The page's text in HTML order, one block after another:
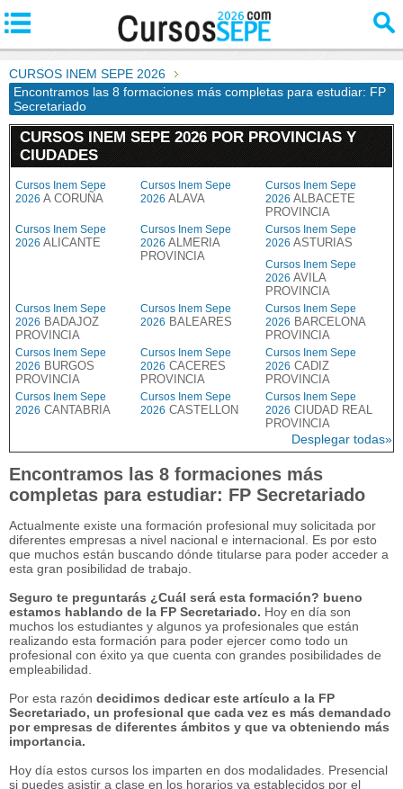
CURSOS INEM SEPE 2026
Encontramos las 8 formaciones más completas para estudiar: FP
Secretariado
CURSOS INEM SEPE 2026 POR PROVINCIAS Y
CIUDADES
Cursos Inem Sepe
2026 A CORUÑA
Cursos Inem Sepe
2026 ALAVA
Cursos Inem Sepe
2026 ALBACETE
PROVINCIA
Cursos Inem Sepe
2026 ALICANTE
Cursos Inem Sepe
2026 ALMERIA
PROVINCIA
Cursos Inem Sepe
2026 ASTURIAS
Cursos Inem Sepe
2026 AVILA
PROVINCIA
Cursos Inem Sepe
2026 BADAJOZ
PROVINCIA
Cursos Inem Sepe
2026 BALEARES
Cursos Inem Sepe
2026 BARCELONA
PROVINCIA
Cursos Inem Sepe
2026 BURGOS
PROVINCIA
Cursos Inem Sepe
2026 CACERES
PROVINCIA
Cursos Inem Sepe
2026 CADIZ
PROVINCIA
Cursos Inem Sepe
2026 CANTABRIA
Cursos Inem Sepe
2026 CASTELLON
Cursos Inem Sepe
2026 CIUDAD REAL
PROVINCIA
Desplegar todas»
Encontramos las 8 formaciones más
completas para estudiar: FP Secretariado
Actualmente existe una formación profesional muy solicitada por
diferentes empresas a nivel nacional e internacional. Es por esto
que muchos están buscando dónde titularse para poder acceder a
esta gran posibilidad de trabajo.
Seguro te preguntarás ¿Cuál será esta formación? bueno
estamos hablando de la FP Secretariado. Hoy en día son
muchos los estudiantes y algunos ya profesionales que están
realizando esta formación para poder ejercer como todo un
profesional con éxito ya que cuenta con grandes posibilidades de
empleabilidad.
Por esta razón decidimos dedicar este artículo a la FP
Secretariado, un profesional que cada vez es más demandado
por empresas de diferentes ámbitos y que va obteniendo más
importancia.
Hoy día estos cursos los imparten en dos modalidades. Presencial
si puedes asistir a clase en los horarios ya establecidos por el